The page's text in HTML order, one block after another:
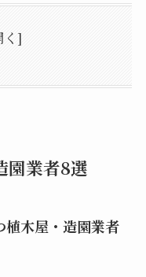
園業者8選
植木屋・造園業者